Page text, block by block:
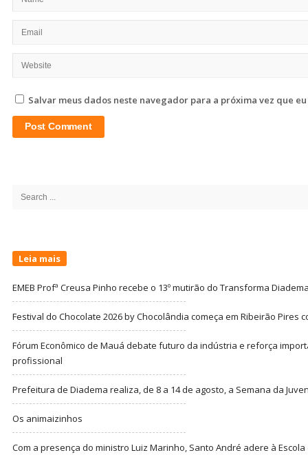
Salvar meus dados neste navegador para a próxima vez que
Search
Leia mais
EMEB Profª Creusa Pinho recebe o 13º mutirão do Transforma
Festival do Chocolate 2026 by Chocolândia começa em Ribeirão Pires
Fórum Econômico de Mauá debate futuro da indústria e reforça
profissional
Prefeitura de Diadema realiza, de 8 a 14 de agosto, a Semana da
Os animaizinhos
Com a presença do ministro Luiz Marinho, Santo André adere à